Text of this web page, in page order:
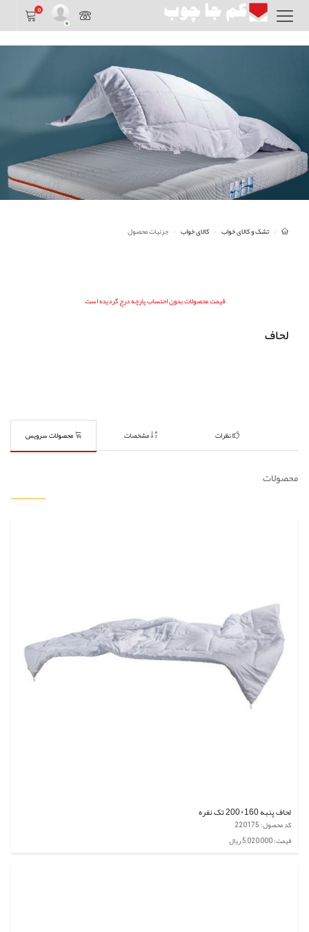
0
تشک و کالای خواب کالای خواب جزئیات محصول
قیمت محصولات بدون احتساب پارچه درج گردیده است
لحاف
نظرات مشخصات محصولات سرویس
محصولات
لحاف پنبه 160*200 تک نفره
کد محصول: 220175
قیمت: 5,020,000 ریال